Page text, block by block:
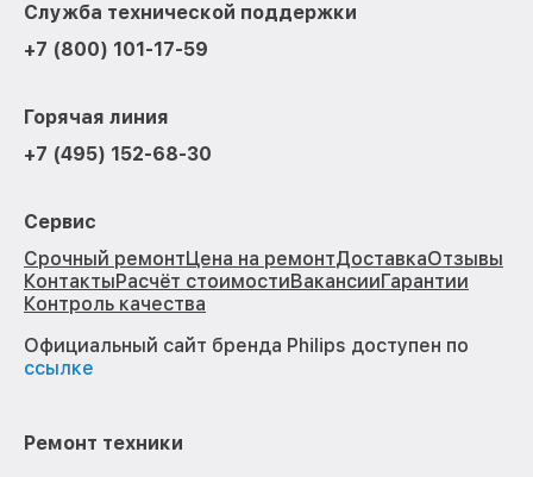
Служба технической поддержки
+7 (800) 101-17-59
Горячая линия
+7 (495) 152-68-30
Сервис
Срочный ремонтЦена на ремонтДоставкаОтзывы
КонтактыРасчёт стоимостиВакансииГарантии
Контроль качества
Официальный сайт бренда Philips доступен по
ссылке
Ремонт техники